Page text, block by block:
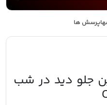
پرسش ها
جلو دید در شب